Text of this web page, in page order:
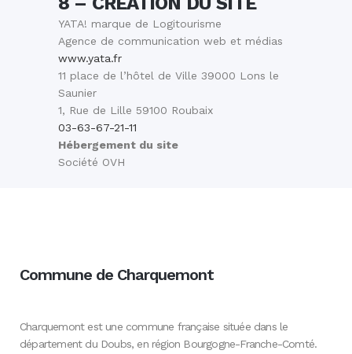
YATA! marque de Logitourisme
Agence de communication web et médias
www.yata.fr
11 place de l’hôtel de Ville 39000 Lons le
Saunier
1, Rue de Lille 59100 Roubaix
03-63-67-21-11
Hébergement du site
Société OVH
Commune de Charquemont
Charquemont est une commune française située dans le
département du Doubs, en région Bourgogne-Franche-Comté.